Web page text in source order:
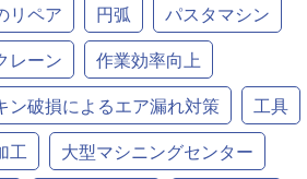
リペア
円弧
パスタマシン
レーン
作業効率向上
ン破損によるエア漏れ対策
工具
工
大型マシニングセンター